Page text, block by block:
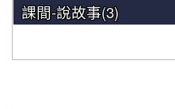
課間-說故事(3)